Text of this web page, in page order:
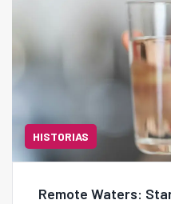
HISTORIAS
Remote Waters: